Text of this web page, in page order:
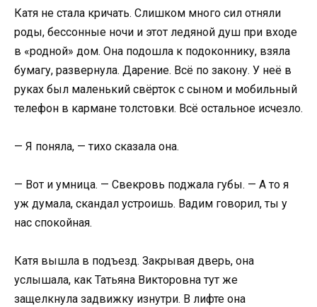
Катя не стала кричать. Слишком много сил отняли
роды, бессонные ночи и этот ледяной душ при входе
в «родной» дом. Она подошла к подоконнику, взяла
бумагу, развернула. Дарение. Всё по закону. У неё в
руках был маленький свёрток с сыном и мобильный
телефон в кармане толстовки. Всё остальное исчезло.
— Я поняла, — тихо сказала она.
— Вот и умница. — Свекровь поджала губы. — А то я
уж думала, скандал устроишь. Вадим говорил, ты у
нас спокойная.
Катя вышла в подъезд. Закрывая дверь, она
услышала, как Татьяна Викторовна тут же
защелкнула задвижку изнутри. В лифте она